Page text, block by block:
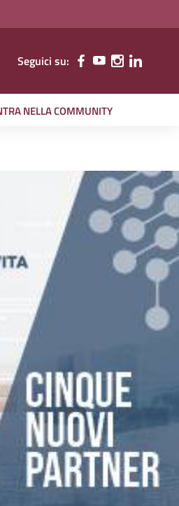
Seguici su:
NELLA COMMUNITY